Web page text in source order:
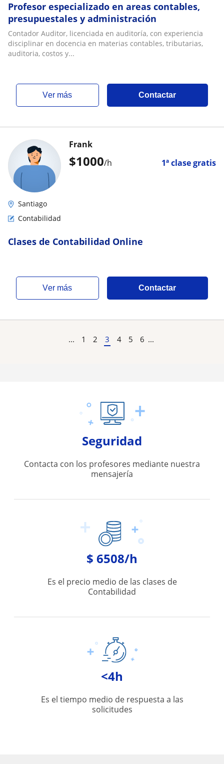
Profesor especializado en areas contables,
presupuestales y administración
Contador Auditor, licenciada en auditoría, con experiencia
disciplinar en docencia en materias contables, tributarias,
auditoria, costos y...
ver más Contactar
$1000/h 1ª clase gratis
Frank
Santiago
Contabilidad
Clases de Contabilidad Online
ver más Contactar
... 1 2 3 4 5 6 ...
Seguridad
Contacta con los profesores mediante nuestra
mensajería
$ 6508/h
Es el precio medio de las clases de
Contabilidad
<4h
Es el tiempo medio de respuesta a las
solicitudes